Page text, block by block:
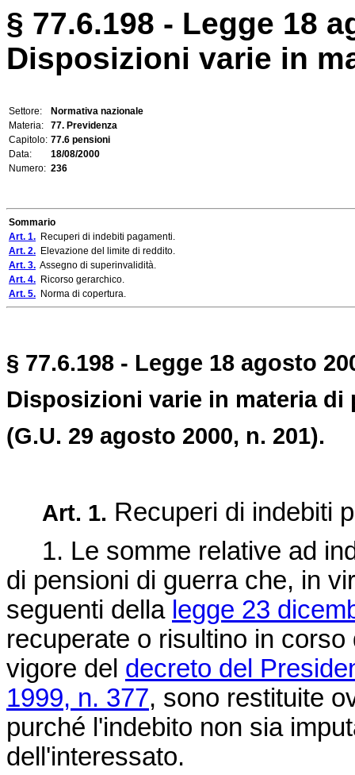
§ 77.6.198 - Legge 18
Disposizioni varie in
Settore:
Normativa nazionale
Materia:
77. Previdenza
Capitolo: 77.6 pensioni
Data:
18/08/2000
Numero: 236
Sommario
Art. 1. Recuperi di indebiti pagamenti.
Art. 2. Elevazione del limite di reddito.
Art. 3. Assegno di superinvalidità.
Art. 4. Ricorso gerarchico.
Art. 5. Norma di copertura.
§ 77.6.198 - Legge 18 agosto
Disposizioni varie in materia di
(G.U. 29 agosto 2000, n. 201).
Art. 1. Recuperi di indebiti
1. Le somme relative ad
di pensioni di guerra che, in
seguenti della legge 23
recuperate o risultino in
vigore del decreto del
1999, n. 377, sono restituite
purché l'indebito non sia
dell'interessato.